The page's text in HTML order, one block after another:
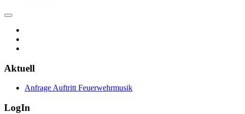
Aktuell
Anfrage Auftritt Feuerwehrmusik
LogIn